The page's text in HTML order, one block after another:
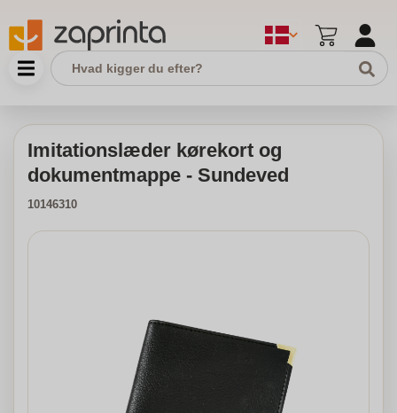
Imitationslæder kørekort og
dokumentmappe - Sundeved
10146310